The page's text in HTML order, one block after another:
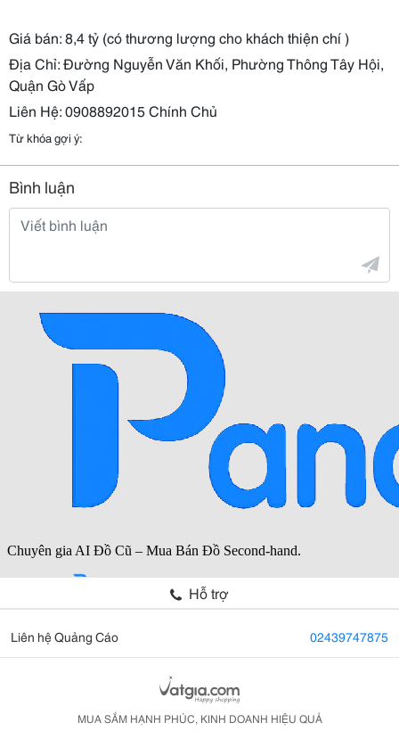
Giá bán: 8,4 tỷ (có thương lượng cho khách thiện chí )
Địa Chỉ: Đường Nguyễn Văn Khối, Phường Thông Tây Hội,
Quận Gò Vấp
Liên Hệ: 0908892015 Chính Chủ
Từ khóa gợi ý:
Bình luận
Hỗ trợ
Liên hệ Quảng Cáo 02439747875
MUA SẮM HẠNH PHÚC, KINH DOANH HIỆU QUẢ